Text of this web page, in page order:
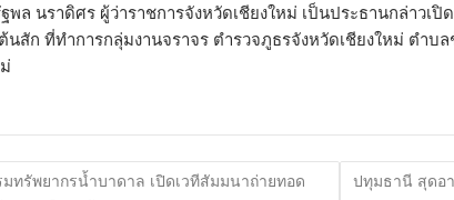
พล นราดิศร ผู้ว่าราชการจังหวัดเชียงใหม่ เป็นประธานกล่าวเปิ
สัก ที่ทำการกลุ่มงานจราจร ตำรวจภูธรจังหวัดเชียงใหม่ ตำบล
ทรัพยากรน้ำบาดาล เปิดเวทีสัมมนาถ่ายทอด
ปทุมธานี สุดอ